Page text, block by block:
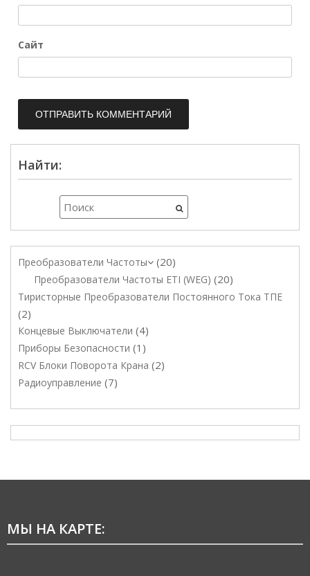
Сайт
Найти:
Преобразователи Частоты 20
Преобразователи Частоты ETI (WEG) 20
Тиристорные Преобразователи Постоянного Тока ТПЕ
2
Концевые Выключатели 4
Приборы Безопасности 1
RCV Блоки Поворота Крана 2
Радиоуправление 7
МЫ НА КАРТЕ: